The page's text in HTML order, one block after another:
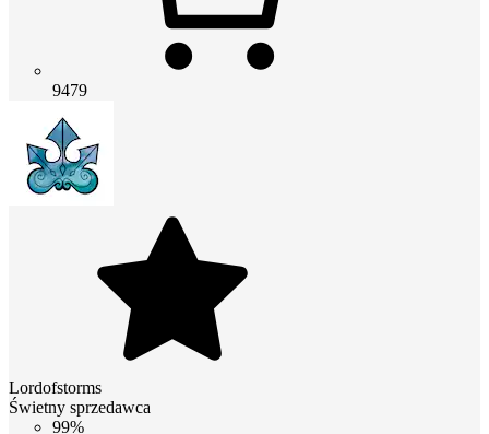
9479
Lordofstorms
Świetny sprzedawca
99%